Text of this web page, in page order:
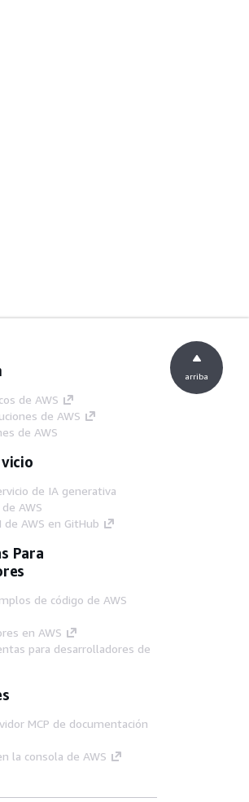
de AWS
de AWS
de AWS
de IA generativa
AWS
AWS en GitHub
Para
de código de AWS
en AWS
para desarrolladores de
MCP de documentación
la consola de AWS
arriba